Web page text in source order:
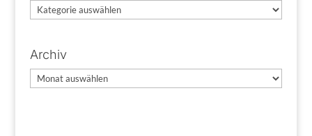
Kategorien
Archiv
Archiv